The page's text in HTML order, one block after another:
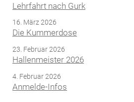
Lehrfahrt nach Gurk
16. März 2026
Die Kummerdose
23. Februar 2026
Hallenmeister 2026
4. Februar 2026
Anmelde-Infos